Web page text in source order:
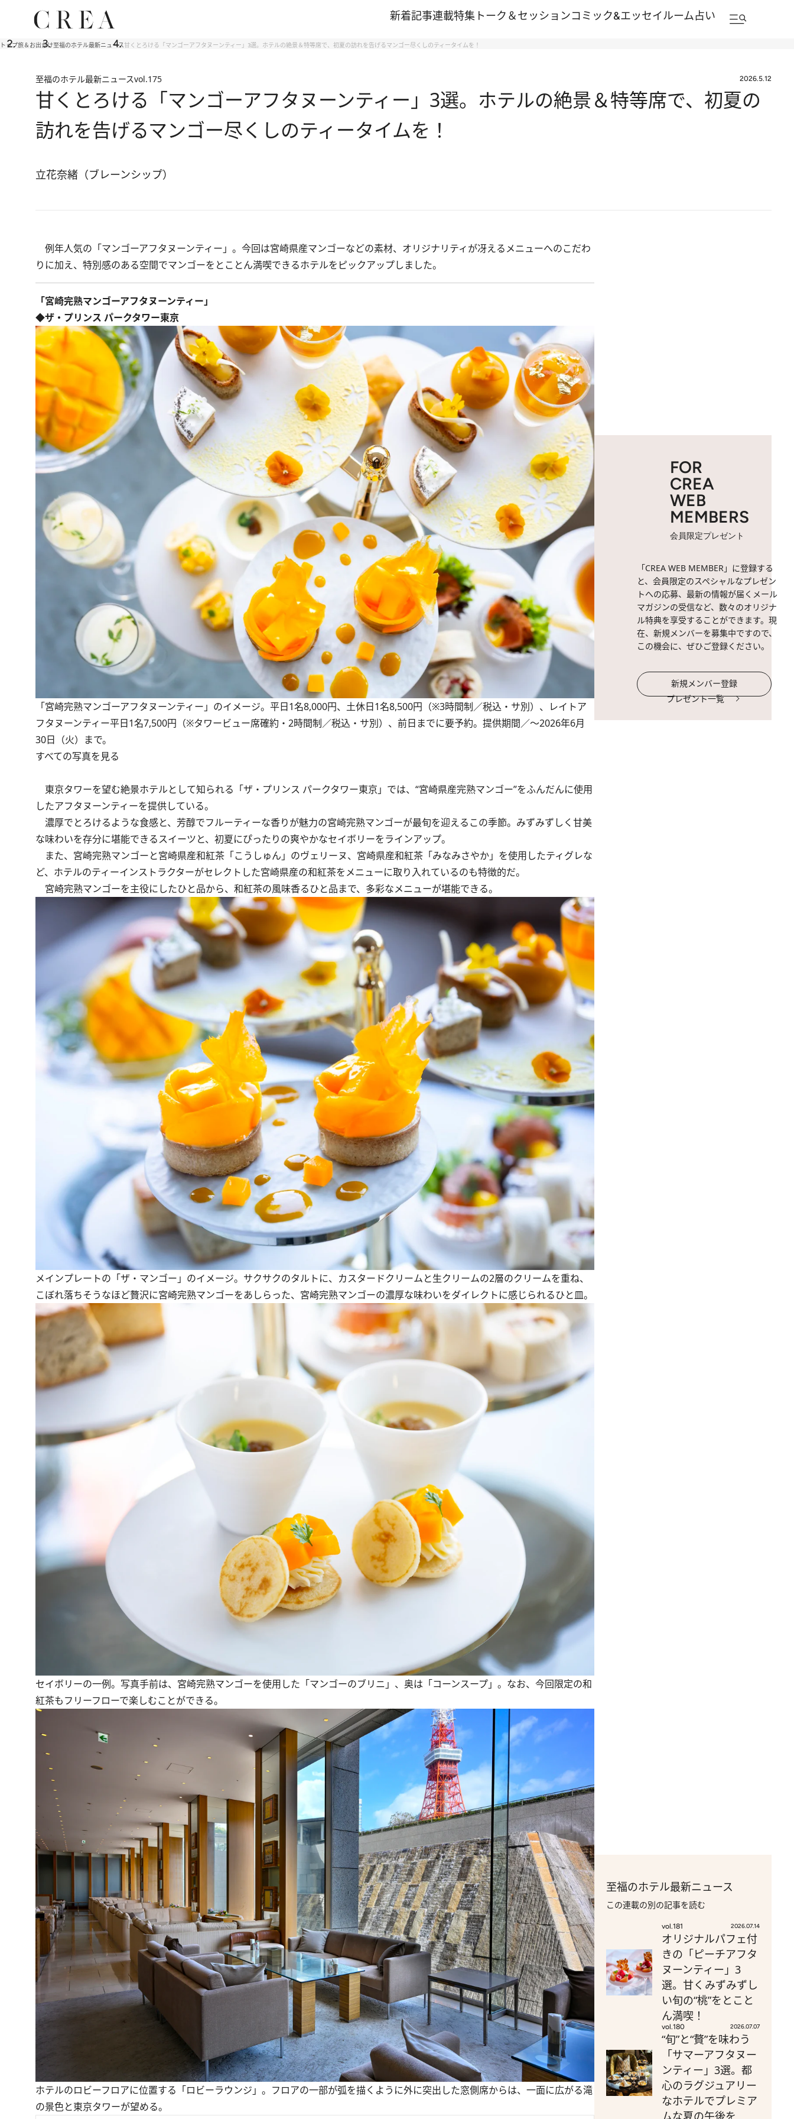
新着記事連載特集 トーク＆セッションコミック&エッセイルーム占い
トップ旅＆お出かけ至福のホテル最新ニュース甘くとろける「マンゴーアフタヌーンティー」3選。ホテルの絶景＆特等席で、初夏の訪れを告げるマンゴー尽くしのティータイムを！
至福のホテル最新ニュースvol.175 2026.5.12
甘くとろける「マンゴーアフタヌーンティー」3選。ホテルの絶景＆特等席で、初夏の
訪れを告げるマンゴー尽くしのティータイムを！
立花奈緒（ブレーンシップ）
例年人気の「マンゴーアフタヌーンティー」。今回は宮崎県産マンゴーなどの素材、オリジナリティが冴えるメニューへのこだわ
りに加え、特別感のある空間でマンゴーをとことん満喫できるホテルをピックアップしました。
「宮崎完熟マンゴーアフタヌーンティー」
◆ザ・プリンス パークタワー東京
「宮崎完熟マンゴーアフタヌーンティー」のイメージ。平日1名8,000円、土休日1名8,500円（※3時間制／税込・サ別）、レイトア
フタヌーンティー平日1名7,500円（※タワービュー席確約・2時間制／税込・サ別）、前日までに要予約。提供期間／～2026年6月
30日（火）まで。
すべての写真を見る
東京タワーを望む絶景ホテルとして知られる「ザ・プリンス パークタワー東京」では、“宮崎県産完熟マンゴー”をふんだんに使用
したアフタヌーンティーを提供している。
濃厚でとろけるような食感と、芳醇でフルーティーな香りが魅力の宮崎完熟マンゴーが最旬を迎えるこの季節。みずみずしく甘美
な味わいを存分に堪能できるスイーツと、初夏にぴったりの爽やかなセイボリーをラインアップ。
また、宮崎完熟マンゴーと宮崎県産和紅茶「こうしゅん」のヴェリーヌ、宮崎県産和紅茶「みなみさやか」を使用したティグレな
ど、ホテルのティーインストラクターがセレクトした宮崎県産の和紅茶をメニューに取り入れているのも特徴的だ。
宮崎完熟マンゴーを主役にしたひと品から、和紅茶の風味香るひと品まで、多彩なメニューが堪能できる。
メインプレートの「ザ・マンゴー」のイメージ。サクサクのタルトに、カスタードクリームと生クリームの2層のクリームを重ね、
こぼれ落ちそうなほど贅沢に宮崎完熟マンゴーをあしらった、宮崎完熟マンゴーの濃厚な味わいをダイレクトに感じられるひと皿。
セイボリーの一例。写真手前は、宮崎完熟マンゴーを使用した「マンゴーのブリニ」、奥は「コーンスープ」。なお、今回限定の和
紅茶もフリーフローで楽しむことができる。
ホテルのロビーフロアに位置する「ロビーラウンジ」。フロアの一部が弧を描くように外に突出した窓側席からは、一面に広がる滝
の景色と東京タワーが望める。
FOR
CREA
WEB
MEMBERS
会員限定プレゼント
「CREA WEB MEMBER」に登録する
と、会員限定のスペシャルなプレゼン
トへの応募、最新の情報が届くメール
マガジンの受信など、数々のオリジナ
ル特典を享受することができます。現
在、新規メンバーを募集中ですので、
この機会に、ぜひご登録ください。
新規メンバー登録
プレゼント一覧
至福のホテル最新ニュース
この連載の別の記事を読む
vol.181 2026.07.14
オリジナルパフェ付
きの「ピーチアフタ
ヌーンティー」3
選。甘くみずみずし
い旬の“桃”をとこと
ん満喫！
vol.180 2026.07.07
“旬”と“贅”を味わう
「サマーアフタヌー
ンティー」3選。都
心のラグジュアリー
なホテルでプレミア
ムな夏の午後を